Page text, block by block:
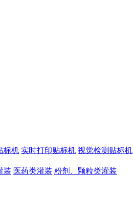
标机 实时打印贴标机 视觉检测贴标机
装 医药类灌装 粉剂、颗粒类灌装